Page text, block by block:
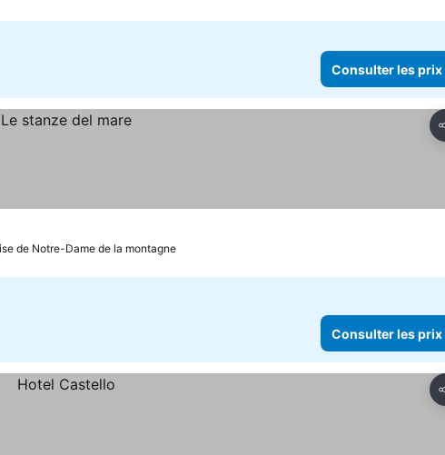
Consulter les prix
de Notre-Dame de la montagne
Consulter les prix